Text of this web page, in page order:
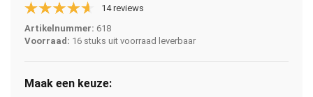
14 reviews
Artikelnummer: 618
Voorraad: 16 stuks uit voorraad leverbaar
Maak een keuze: